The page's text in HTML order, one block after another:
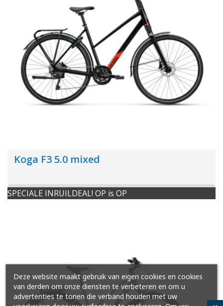
Koga F3 5.0 mixed
SPECIALE INRUILDEAL! OP is OP
Deze website maakt gebruik van eigen cookies en cookies
van derden om onze diensten te verbeteren en om u
advertenties te tonen die verband houden met uw